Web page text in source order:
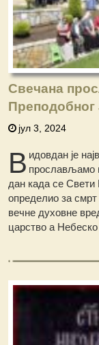
Свечана
Преподобног
јул 3, 2024
В идовдан је
прослављамо
дан када се Свети
определио за
вечне духовне
царство а